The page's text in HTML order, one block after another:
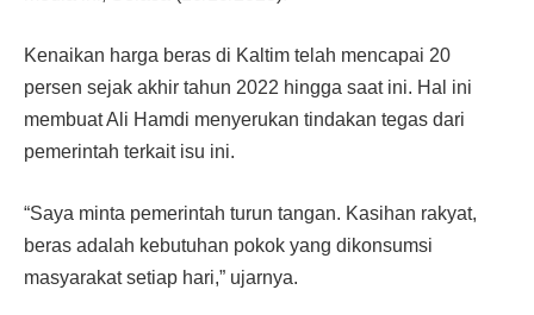
Kenaikan harga beras di Kaltim telah mencapai 20
persen sejak akhir tahun 2022 hingga saat ini. Hal ini
membuat Ali Hamdi menyerukan tindakan tegas dari
pemerintah terkait isu ini.
“Saya minta pemerintah turun tangan. Kasihan rakyat,
beras adalah kebutuhan pokok yang dikonsumsi
masyarakat setiap hari,” ujarnya.